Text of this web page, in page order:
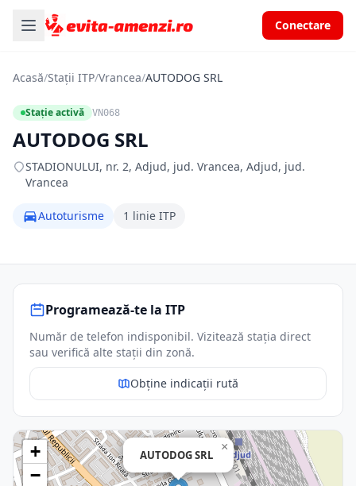
Conectare
Acasă/Stații ITP/Vrancea/AUTODOG SRL
Stație activă VN068
AUTODOG SRL
STADIONULUI, nr. 2, Adjud, jud. Vrancea, Adjud, jud.
Vrancea
Autoturisme 1 linie ITP
Programează-te la ITP
Număr de telefon indisponibil. Vizitează stația direct
sau verifică alte stații din zonă.
Obține indicații rută
AUTODOG SRL
×
+
−